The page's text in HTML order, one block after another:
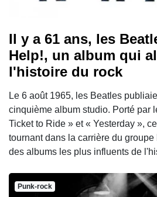
Il y a 61 ans, les
Help!, un album qui
l'histoire du rock
Le 6 août 1965, les Beatles
cinquième album studio. Porté par
Ticket to Ride » et « Yesterday »,
tournant dans la carrière du
des albums les plus influents de
Punk-rock